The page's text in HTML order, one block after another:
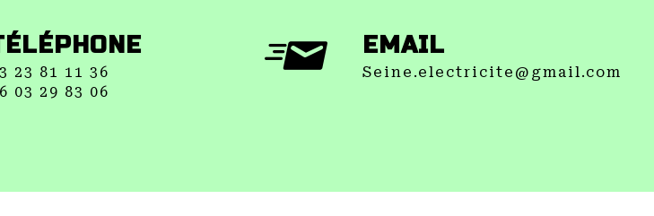
03 23 81 11 36
06 03 29 83 06
EMAIL
seine.electricite@gmail.com